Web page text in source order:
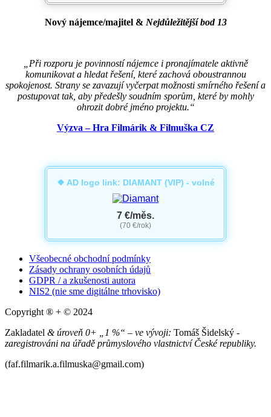
Nový nájemce/majitel & Nejdůležitější bod 13
„Při rozporu je povinností nájemce i pronajímatele aktivně
komunikovat a hledat řešení, které zachová oboustrannou
spokojenost. Strany se zavazují vyčerpat možnosti smírného řešení a
postupovat tak, aby předešly soudním sporům, které by mohly
ohrozit dobré jméno projektu.“
Výzva – Hra Filmárik & Filmuška CZ
❖ AD logo link: DIAMANT (VIP) - volné
7 €/měs.
(70 €/rok)
Všeobecné obchodní podmínky
Zásady ochrany osobních údajů
GDPR / a zkušenosti autora
NIS2 (nie sme digitálne trhovisko)
Copyright ® + © 2024
Zakladatel & úroveň 0+ „1 %“ – ve vývoji: Tomáš Šidelský -
zaregistrováni na úřadě průmyslového vlastnictví České republiky.
(faf.filmarik.a.filmuska@gmail.com)